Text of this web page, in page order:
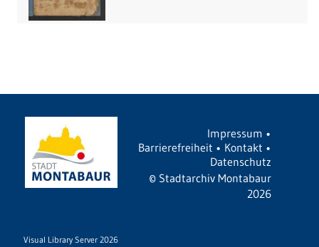
Impressum •
Barrierefreiheit • Kontakt •
Datenschutz
© Stadtarchiv Montabaur
2026
Visual Library Server 2026